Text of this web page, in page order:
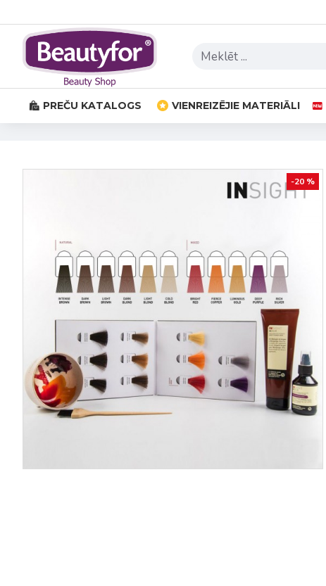
PREČU KATALOGS VIENREIZĒJIE MATERIĀLI
-20 %
Insight Incolor Direct Pigment
Insight Incolor Direct Pigment